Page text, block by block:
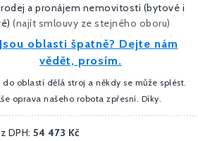
a pronájem nemovitosti (bytové i
(najít smlouvy ze stejného oboru)
Jsou oblasti špatně? Dejte nám
vědět, prosím.
oblastí dělá stroj a někdy se může splést.
oprava našeho robota zpřesní. Díky.
DPH: 54 473 Kč